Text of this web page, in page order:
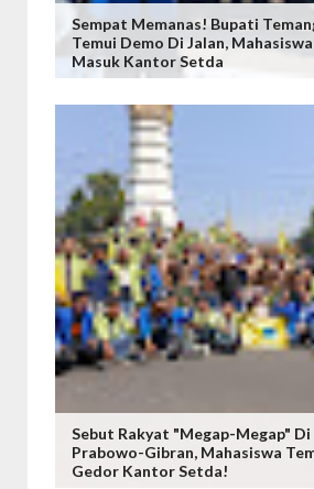
Sempat Memanas! Bupati
Temui Demo Di Jalan,
Masuk Kantor Setda
Sebut Rakyat "Megap-Megap" Di
Prabowo-Gibran, Mahasiswa
Gedor Kantor Setda!